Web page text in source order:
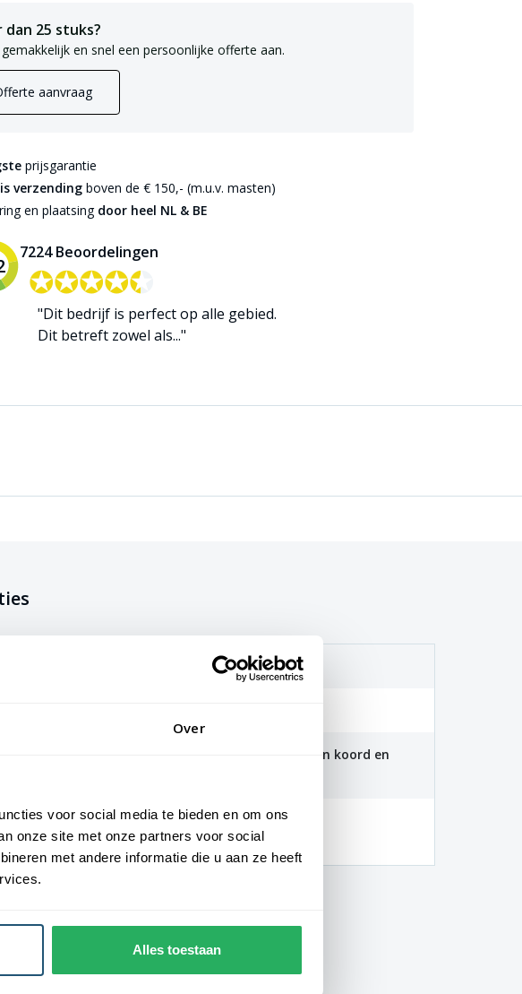
Over
voor social media te bieden en om ons
onze site met onze partners voor social
met andere informatie die u aan ze heeft
Alles toestaan
dan 25 stuks?
en snel een persoonlijke offerte aan.
aanvraag
prijsgarantie
verzending boven de € 150,- (m.u.v. masten)
en plaatsing door heel NL & BE
7224 Beoordelingen
✪✪✪✪✪
✪✪✪✪✪
"Dit bedrijf is perfect op alle gebied.
Dit betreft zowel als..."
Afmetingen t/m 100x150cm zijn voorzien van een koord en
3-6 maanden (afhankelijk van de locatie en
weersomstandigheden)